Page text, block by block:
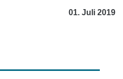
01. Juli 2019